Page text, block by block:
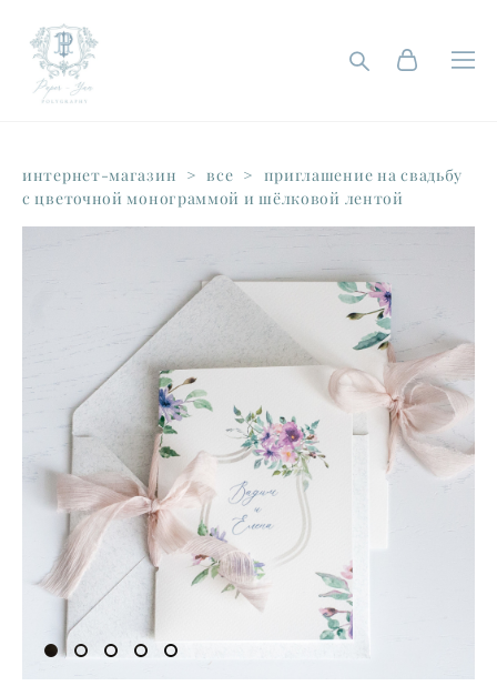
интернет-магазин > все >
приглашение на свадьбу
с цветочной монограммой и шёлковой лентой